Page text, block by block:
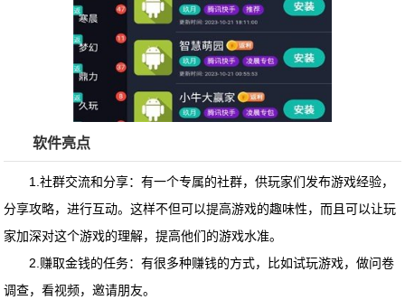
软件亮点
1.社群交流和分享：有一个专属的社群，供玩家们发布游戏经验，
分享攻略，进行互动。这样不但可以提高游戏的趣味性，而且可以让玩
家加深对这个游戏的理解，提高他们的游戏水准。
2.赚取金钱的任务：有很多种赚钱的方式，比如试玩游戏，做问卷
调查，看视频，邀请朋友。